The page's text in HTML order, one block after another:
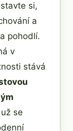
si,
a
pohodlí.
v
stává
se